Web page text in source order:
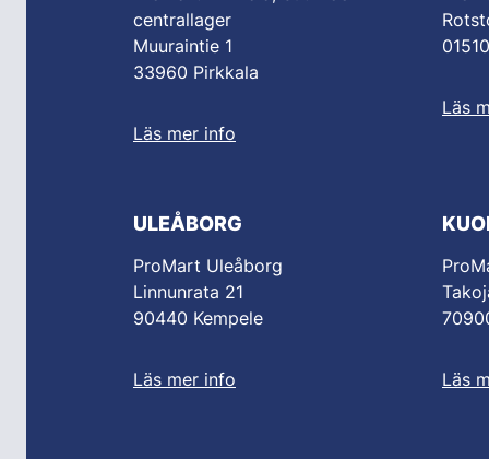
centrallager
Muuraintie 1
33960 Pirkkala
Läs mer info
Läs
ULEÅBORG
ProMart Uleåborg
Linnunrata 21
90440 Kempele
Läs mer info Läs